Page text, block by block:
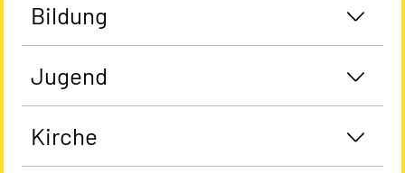
Bildung
Jugend
Kirche